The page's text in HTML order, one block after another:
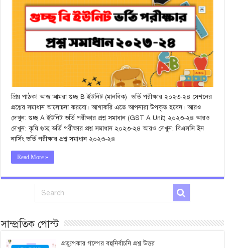
প্রিয় পাঠক! আজ আমরা গুচ্ছ B ইউনিট (মানবিক) ভর্তি পরীক্ষার ২০২৩-২৪ সেশনের
প্রশ্নের সমাধান আলোচনা করবো। আশাকরি এতে আপনারা উপকৃত হবেন। আরও
দেখুন: গুচ্ছ A ইউনিট ভর্তি পরীক্ষার প্রশ্ন সমাধান (GST A Unit) ২০২৩-২৪ আরও
দেখুন: কৃষি গুচ্ছ ভর্তি পরীক্ষার প্রশ্ন সমাধান ২০২৩-২৪ আরও দেখুন: বিএসসি ইন
নার্সিং ভর্তি পরীক্ষার প্রশ্ন সমাধান ২০২৩-২৪
Read More »
সাম্প্রতিক পোস্ট
প্রত্যুপকার গল্পের বহুনির্বাচনি প্রশ্ন উত্তর